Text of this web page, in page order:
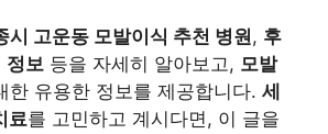
시 고운동 모발이식 추천 병원, 후
정보 등을 자세히 알아보고, 모발
한 유용한 정보를 제공합니다. 세
료를 고민하고 계시다면, 이 글을